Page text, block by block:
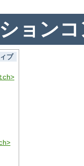
ョン
ブ